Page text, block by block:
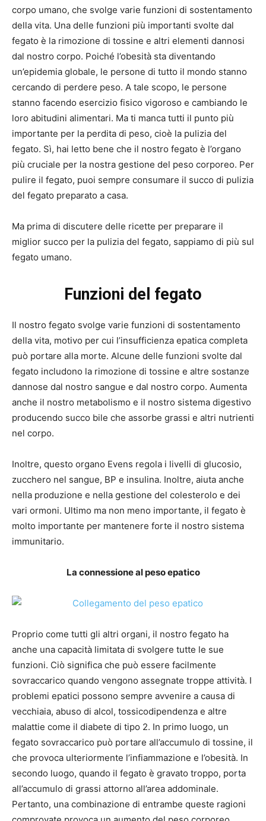
corpo umano, che svolge varie funzioni di sostentamento
della vita. Una delle funzioni più importanti svolte dal
fegato è la rimozione di tossine e altri elementi dannosi
dal nostro corpo. Poiché l’obesità sta diventando
un’epidemia globale, le persone di tutto il mondo stanno
cercando di perdere peso. A tale scopo, le persone
stanno facendo esercizio fisico vigoroso e cambiando le
loro abitudini alimentari. Ma ti manca tutti il ​​punto più
importante per la perdita di peso, cioè la pulizia del
fegato. Sì, hai letto bene che il nostro fegato è l’organo
più cruciale per la nostra gestione del peso corporeo. Per
pulire il fegato, puoi sempre consumare il succo di pulizia
del fegato preparato a casa.
Ma prima di discutere delle ricette per preparare il
miglior succo per la pulizia del fegato, sappiamo di più sul
fegato umano.
Funzioni del fegato
Il nostro fegato svolge varie funzioni di sostentamento
della vita, motivo per cui l’insufficienza epatica completa
può portare alla morte. Alcune delle funzioni svolte dal
fegato includono la rimozione di tossine e altre sostanze
dannose dal nostro sangue e dal nostro corpo. Aumenta
anche il nostro metabolismo e il nostro sistema digestivo
producendo succo bile che assorbe grassi e altri nutrienti
nel corpo.
Inoltre, questo organo Evens regola i livelli di glucosio,
zucchero nel sangue, BP e insulina. Inoltre, aiuta anche
nella produzione e nella gestione del colesterolo e dei
vari ormoni. Ultimo ma non meno importante, il fegato è
molto importante per mantenere forte il nostro sistema
immunitario.
La connessione al peso epatico
Proprio come tutti gli altri organi, il nostro fegato ha
anche una capacità limitata di svolgere tutte le sue
funzioni. Ciò significa che può essere facilmente
sovraccarico quando vengono assegnate troppe attività. I
problemi epatici possono sempre avvenire a causa di
vecchiaia, abuso di alcol, tossicodipendenza e altre
malattie come il diabete di tipo 2. In primo luogo, un
fegato sovraccarico può portare all’accumulo di tossine, il
che provoca ulteriormente l’infiammazione e l’obesità. In
secondo luogo, quando il fegato è gravato troppo, porta
all’accumulo di grassi attorno all’area addominale.
Pertanto, una combinazione di entrambe queste ragioni